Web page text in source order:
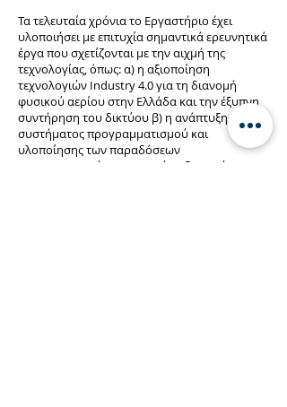
Τα τελευταία χρόνια το Εργαστήριο έχει
υλοποιήσει με επιτυχία σημαντικά ερευνητικά
έργα που σχετίζονται με την αιχμή της
τεχνολογίας, όπως: α) η αξιοποίηση
τεχνολογιών Industry 4.0 για τη διανομή
φυσικού αερίου στην Ελλάδα και την έξυπνη
συντήρηση του δικτύου β) η ανάπτυξη
συστήματος προγραμματισμού και
υλοποίησης των παραδόσεων
εμπορευματικών μεταφορών αξιοποιώντας